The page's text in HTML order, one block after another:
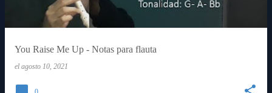
You Raise Me Up - Notas para flauta
el agosto 10, 2021